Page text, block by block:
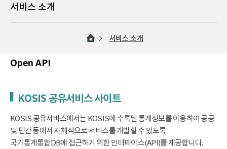
서비스 소개
서비스 소개
Open API
KOSIS 공유서비스 사이트
KOSIS 공유서비스에서는 KOSIS에 수록된 통계정보를 이용하여 공공
및 민간 등에서 자체적으로 서비스를 개발할 수 있도록
국가통계통합DB에 접근하기 위한 인터페이스(API)를 제공합니다.